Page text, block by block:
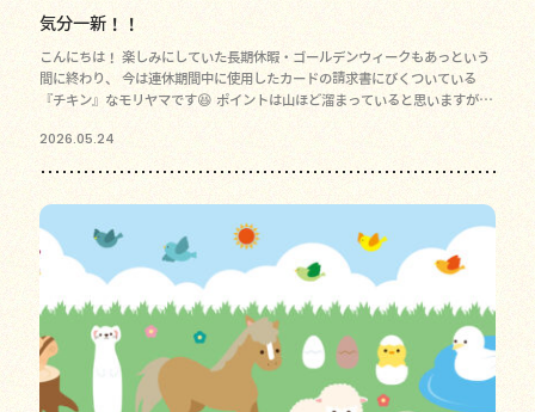
気分一新！！
こんにちは！ 楽しみにしていた長期休暇・ゴールデンウィークもあっという
間に終わり、 今は連休期間中に使用したカードの請求書にびくついている
『チキン』なモリヤマです😆 ポイントは山ほど溜まっていると思いますが、
2026.05.24